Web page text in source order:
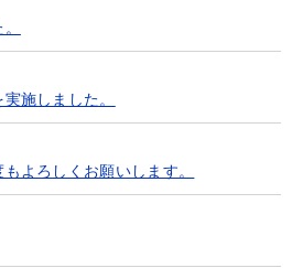
施しました。
よろしくお願いします。